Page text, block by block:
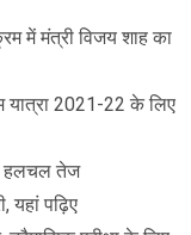
में मंत्री विजय शाह का
यात्रा 2021-22 के लिए
हलचल तेज
यहां पढ़िए